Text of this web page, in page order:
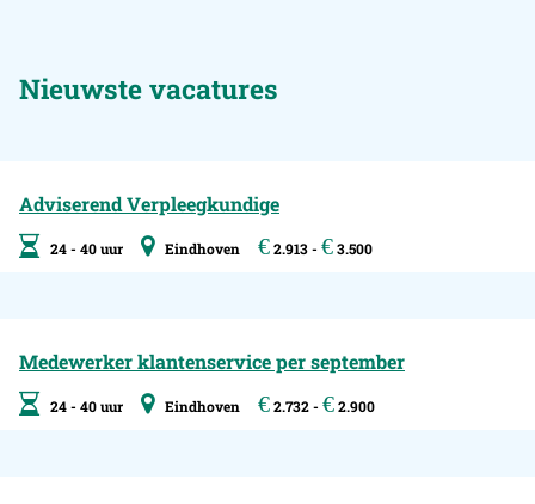
Nieuwste vacatures
Adviserend Verpleegkundige
24 - 40 uur Eindhoven €2.913 - €3.500
Medewerker klantenservice per september
24 - 40 uur Eindhoven €2.732 - €2.900